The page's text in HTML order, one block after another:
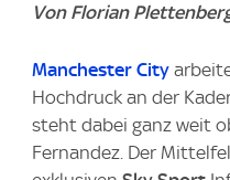
Von Florian
Manchester City
Hochdruck an der
steht dabei ganz weit
Fernandez. Der